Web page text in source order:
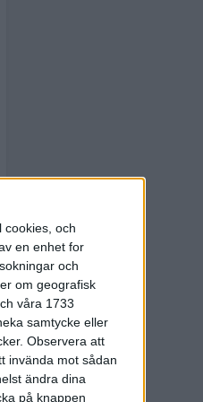
cookies, och
en enhet for
och
om geografisk
våra 1733
samtycke eller
Observera att
invända mot sådan
ändra dina
på knappen